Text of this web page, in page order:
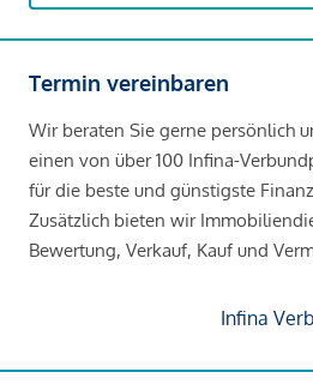
Termin vereinbaren
Wir beraten Sie gerne persönlich
einen von über 100 Infina-
für die beste und günstigste
Zusätzlich bieten wir
Bewertung, Verkauf, Kauf und
Infina